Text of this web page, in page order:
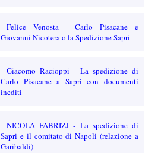
Felice Venosta - Carlo Pisacane e
Giovanni Nicotera o la Spedizione Sapri
Giacomo Racioppi - La spedizione di
Carlo Pisacane a Sapri con documenti
inediti
NICOLA FABRIZJ - La spedizione di
Sapri e il comitato di Napoli (relazione a
Garibaldi)